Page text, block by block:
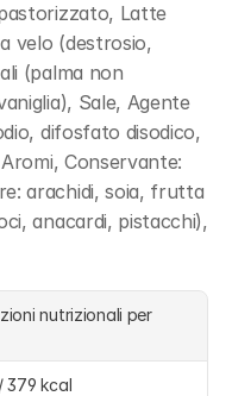
Latte
velo (destrosio,
(palma non
Sale, Agente
difosfato disodico,
Conservante:
arachidi, soia, frutta
anacardi, pistacchi),
nutrizionali per
379 kcal